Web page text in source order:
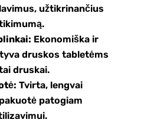
užtikrinančius
Ekonomiška ir
druskos tabletėms
druskai.
Tvirta, lengvai
patogiam